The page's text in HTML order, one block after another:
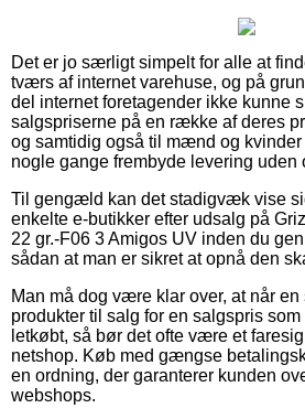
Det er jo særligt simpelt for alle at
tværs af internet varehuse, og på
del internet foretagender ikke kunne
salgspriserne på en række af deres
og samtidig også til mænd og
nogle gange frembyde levering uden
Til gengæld kan det stadigvæk vise
enkelte e-butikker efter udsalg på
22 gr.-F06 3 Amigos UV inden du
sådan at man er sikret at opnå den
Man må dog være klar over, at når
produkter til salg for en salgspris
letkøbt, så bør det ofte være et
netshop. Køb med gængse
en ordning, der garanterer kunden
webshops.